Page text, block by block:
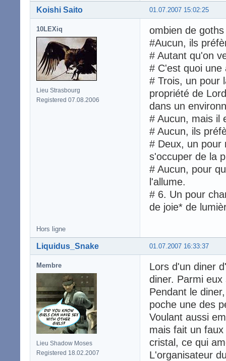
01.07.2007 15:02:25
Koishi Saito
10LEXiq
Lieu Strasbourg
Registered 07.08.2006
ombien de
#Aucun, ils
# Autant qu'on
# C'est quoi une
# Trois, un pour
propriété de
dans un
# Aucun, mais il
# Aucun, ils
# Deux, un pour
s'occuper de la
# Aucun, pour
l'allume.
# 6. Un pour
de joie* de
Hors ligne
01.07.2007 16:33:37
Liquidus_Snake
Membre
Lieu Shadow Moses
Registered 18.02.2007
Lors d'un diner
diner. Parmi
Pendant le
poche une des
Voulant aussi
mais fait un
cristal, ce qui
L'organisateur